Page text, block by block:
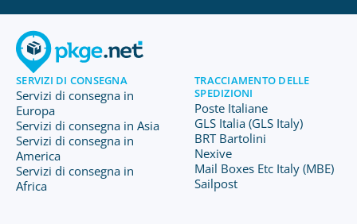
SERVIZI DI CONSEGNA
Servizi di consegna in
Europa
Servizi di consegna in Asia
Servizi di consegna in
America
Servizi di consegna in
Africa
TRACCIAMENTO DELLE
SPEDIZIONI
Poste Italiane
GLS Italia (GLS Italy)
BRT Bartolini
Nexive
Mail Boxes Etc Italy (MBE)
Sailpost